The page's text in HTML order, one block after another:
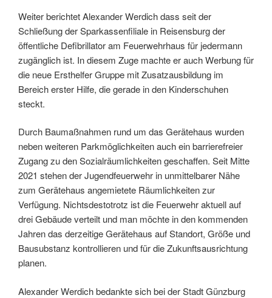
Weiter berichtet Alexander Werdich dass seit der
Schließung der Sparkassenfiliale in Reisensburg der
öffentliche Defibrillator am Feuerwehrhaus für jedermann
zugänglich ist. In diesem Zuge machte er auch Werbung für
die neue Ersthelfer Gruppe mit Zusatzausbildung im
Bereich erster Hilfe, die gerade in den Kinderschuhen
steckt.
Durch Baumaßnahmen rund um das Gerätehaus wurden
neben weiteren Parkmöglichkeiten auch ein barrierefreier
Zugang zu den Sozialräumlichkeiten geschaffen. Seit Mitte
2021 stehen der Jugendfeuerwehr in unmittelbarer Nähe
zum Gerätehaus angemietete Räumlichkeiten zur
Verfügung. Nichtsdestotrotz ist die Feuerwehr aktuell auf
drei Gebäude verteilt und man möchte in den kommenden
Jahren das derzeitige Gerätehaus auf Standort, Größe und
Bausubstanz kontrollieren und für die Zukunftsausrichtung
planen.
Alexander Werdich bedankte sich bei der Stadt Günzburg